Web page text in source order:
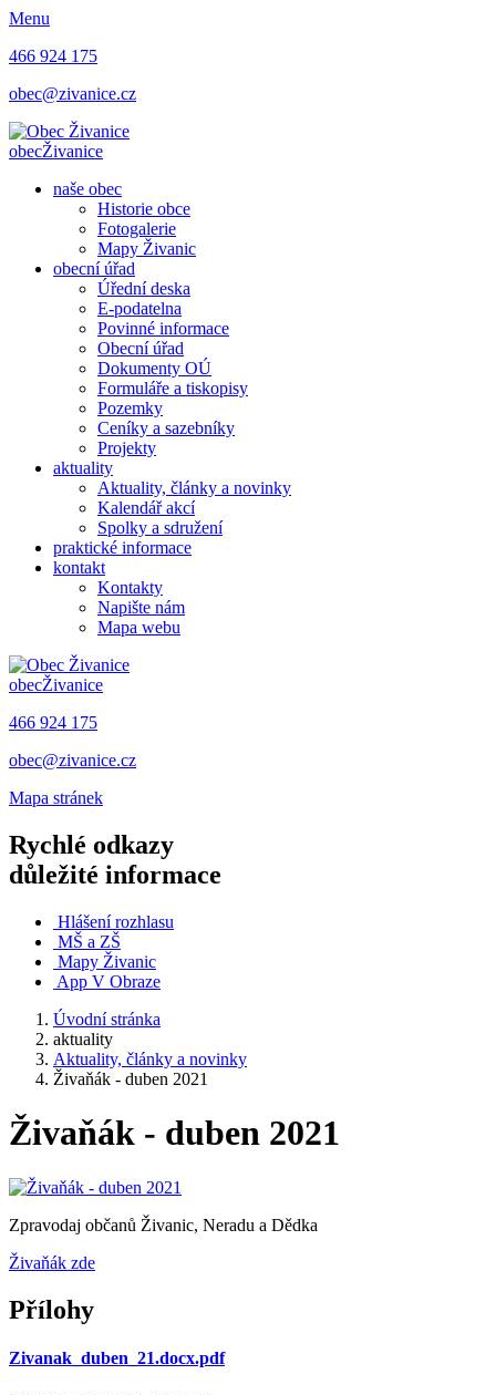
Menu
466 924 175
obec@zivanice.cz
obecŽivanice
naše obec
Historie obce
Fotogalerie
Mapy Živanic
obecní úřad
Úřední deska
E-podatelna
Povinné informace
Obecní úřad
Dokumenty OÚ
Formuláře a tiskopisy
Pozemky
Ceníky a sazebníky
Projekty
aktuality
Aktuality, články a novinky
Kalendář akcí
Spolky a sdružení
praktické informace
kontakt
Kontakty
Napište nám
Mapa webu
obecŽivanice
466 924 175
obec@zivanice.cz
Mapa stránek
Rychlé odkazy
důležité informace
Hlášení rozhlasu
MŠ a ZŠ
Mapy Živanic
App V Obraze
Úvodní stránka
aktuality
Aktuality, články a novinky
Živaňák - duben 2021
Živaňák - duben 2021
Zpravodaj občanů Živanic, Neradu a Dědka
Živaňák zde
Přílohy
Zivanak_duben_21.docx.pdf